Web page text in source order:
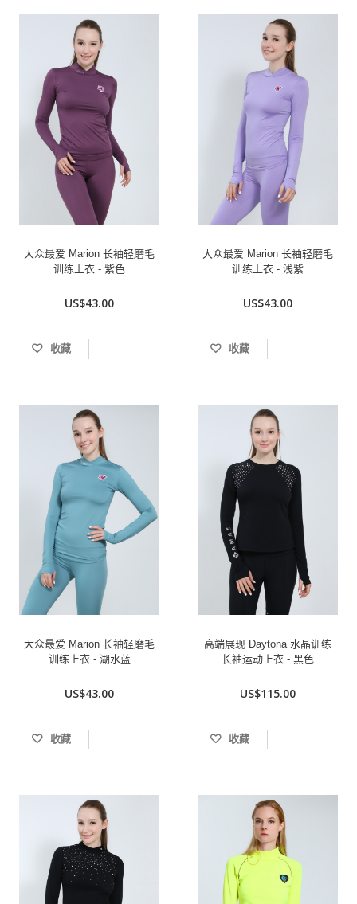
大众最爱 Marion 长袖轻磨毛
训练上衣 - 紫色
US$43.00
收藏
大众最爱 Marion 长袖轻磨毛
训练上衣 - 浅紫
US$43.00
收藏
大众最爱 Marion 长袖轻磨毛
训练上衣 - 湖水蓝
US$43.00
收藏
高端展现 Daytona 水晶训练
长袖运动上衣 - 黑色
US$115.00
收藏